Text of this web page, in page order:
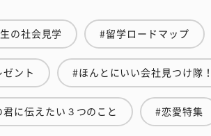
の社会見学 #留学ロードマップ
ゼント #ほんとにいい会社見つけ隊！
君に伝えたい３つのこと #恋愛特集